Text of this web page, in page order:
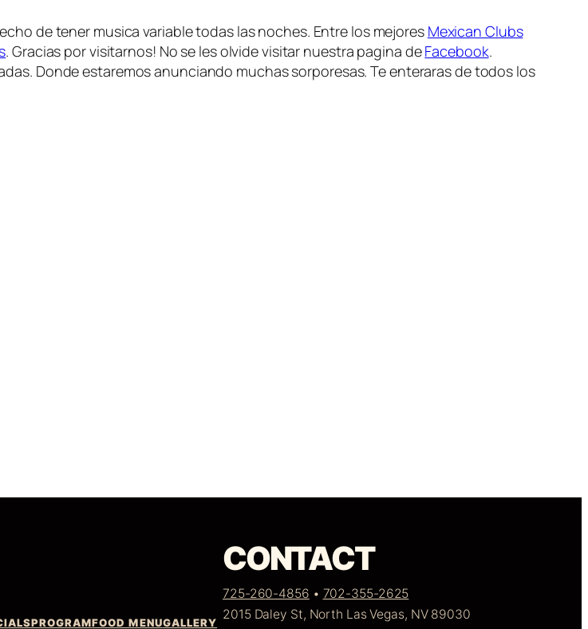
de tener musica variable todas las noches. Entre los mejores Mexican Clubs
. Gracias por visitarnos! No se les olvide visitar nuestra pagina deFacebook.
Donde estaremos anunciando muchas sorporesas. Te enteraras de todos los
PROGRAMFOOD MENUGALLERY
CONTACT
725-260-4856 • 702-355-2625
2015 Daley St, North Las Vegas, NV 89030